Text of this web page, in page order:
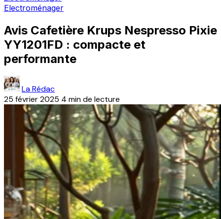
Electroménager
Avis Cafetière Krups Nespresso Pixie
YY1201FD : compacte et
performante
La Rédac
25 février 2025 4 min de lecture